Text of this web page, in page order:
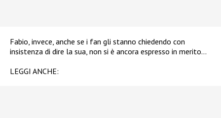
Fabio, invece, anche se i fan gli stanno chiedendo con
insistenza di dire la sua, non si è ancora espresso in merito…
LEGGI ANCHE: